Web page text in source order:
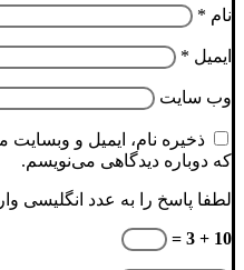
نام *
ایمیل *
وب‌ سایت
ذخیره نام، ایمیل و
که دوباره دیدگاهی می‌نویسم.
لطفا پاسخ را به عدد انگلیسی
10 + 3 =